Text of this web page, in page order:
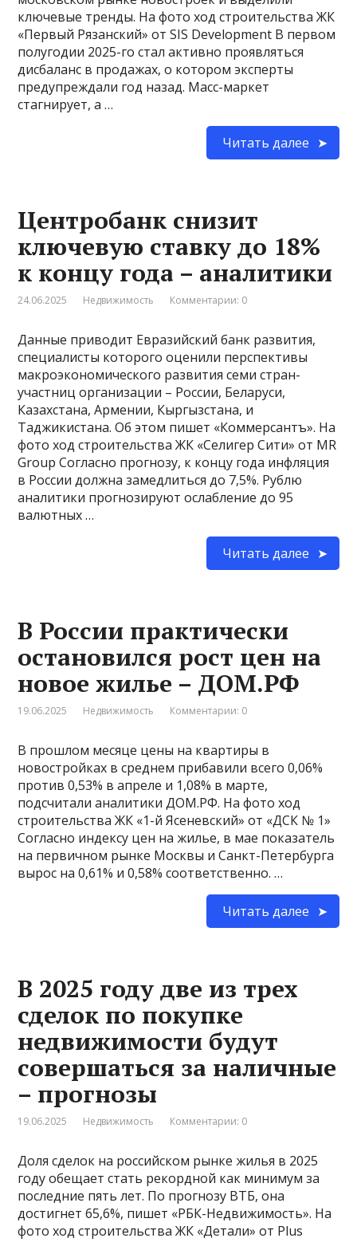
ключевые тренды. На фото ход строительства ЖК
«Первый Рязанский» от SIS Development В первом
полугодии 2025-го стал активно проявляться
дисбаланс в продажах, о котором эксперты
предупреждали год назад. Масс-маркет
стагнирует, а …
Читать далее
Центробанк снизит
ключевую ставку до 18%
к концу года – аналитики
24.06.2025 Недвижимость Комментарии: 0
Данные приводит Евразийский банк развития,
специалисты которого оценили перспективы
макроэкономического развития семи стран-
участниц организации – России, Беларуси,
Казахстана, Армении, Кыргызстана, и
Таджикистана. Об этом пишет «Коммерсантъ». На
фото ход строительства ЖК «Селигер Сити» от MR
Group Согласно прогнозу, к концу года инфляция
в России должна замедлиться до 7,5%. Рублю
аналитики прогнозируют ослабление до 95
валютных …
Читать далее
В России практически
остановился рост цен на
новое жилье – ДОМ.РФ
19.06.2025 Недвижимость Комментарии: 0
В прошлом месяце цены на квартиры в
новостройках в среднем прибавили всего 0,06%
против 0,53% в апреле и 1,08% в марте,
подсчитали аналитики ДОМ.РФ. На фото ход
строительства ЖК «1-й Ясеневский» от «ДСК № 1»
Согласно индексу цен на жилье, в мае показатель
на первичном рынке Москвы и Санкт-Петербурга
вырос на 0,61% и 0,58% соответственно. …
Читать далее
В 2025 году две из трех
сделок по покупке
недвижимости будут
совершаться за наличные
– прогнозы
19.06.2025 Недвижимость Комментарии: 0
Доля сделок на российском рынке жилья в 2025
году обещает стать рекордной как минимум за
последние пять лет. По прогнозу ВТБ, она
достигнет 65,6%, пишет «РБК-Недвижимость». На
фото ход строительства ЖК «Детали» от Plus